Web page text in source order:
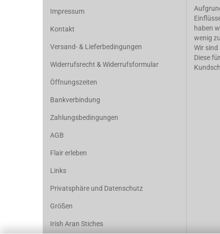
Impressum
Kontakt
Versand- & Lieferbedingungen
Widerrufsrecht & Widerrufsformular
Öffnungszeiten
Bankverbindung
Zahlungsbedingungen
AGB
Flair erleben
Links
Privatsphäre und Datenschutz
Größen
Irish Aran Stiches
haben
wenig
Wir
Diese